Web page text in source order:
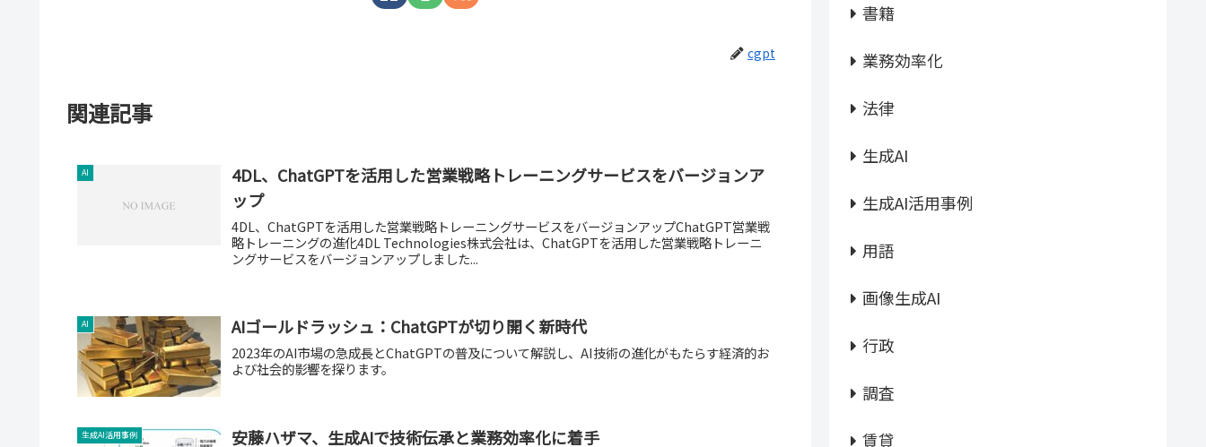
cgpt
関連記事
AI
4DL、ChatGPTを活用した営業戦略トレーニングサービスをバージョンア
ップ
4DL、ChatGPTを活用した営業戦略トレーニングサービスをバージョンアップChatGPT営業戦
略トレーニングの進化4DL Technologies株式会社は、ChatGPTを活用した営業戦略トレーニ
ングサービスをバージョンアップしました...
AI AIゴールドラッシュ：ChatGPTが切り開く新時代
2023年のAI市場の急成長とChatGPTの普及について解説し、AI技術の進化がもたらす経済的お
よび社会的影響を探ります。
生成AI活用事例 安藤ハザマ、生成AIで技術伝承と業務効率化に着手
書籍
業務効率化
法律
生成AI
生成AI活用事例
用語
画像生成AI
行政
調査
賃貸